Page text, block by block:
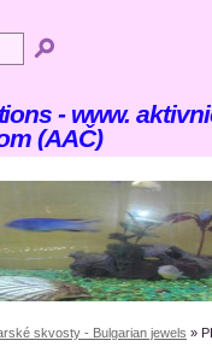
- www.
(AAČ)
skvosty - Bulgarian jewels »